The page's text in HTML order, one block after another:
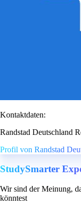
Kontaktdaten:
Randstad Deutschland
Profil von Randstad
StudySmarter
Wir sind der Meinung,
könntest